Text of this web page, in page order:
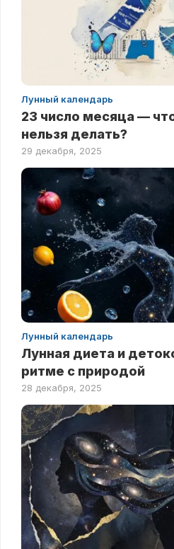
Лунный календарь
23 число месяца —
нельзя делать?
29 декабря, 2025
Лунный календарь
Лунная диета и
ритме с природой
28 декабря, 2025